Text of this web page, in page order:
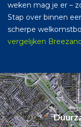
weken mag je er –
Stap over binnen
scherpe
vergelijken